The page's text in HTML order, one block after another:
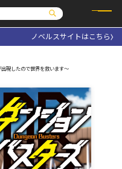
ベルス
ベルスf
OVERLAP STORE
オーバーラップ広報室
お問い合わせはこちら
文庫
ノベルスサイトはこちら
現したので世界を救います～